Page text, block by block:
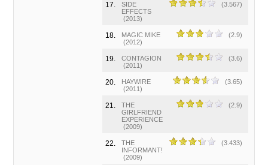
17.
SIDE
EFFECTS
(2013)
(3.567)
18.
MAGIC MIKE
(2012)
(2.9)
19.
CONTAGION
(2011)
(3.6)
20.
HAYWIRE
(2011)
(3.65)
21.
THE
GIRLFRIEND
EXPERIENCE
(2009)
(2.9)
22.
THE
INFORMANT!
(2009)
(3.433)